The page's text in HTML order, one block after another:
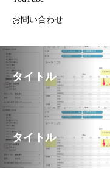
お問い合わせ
タイトル
タイトル